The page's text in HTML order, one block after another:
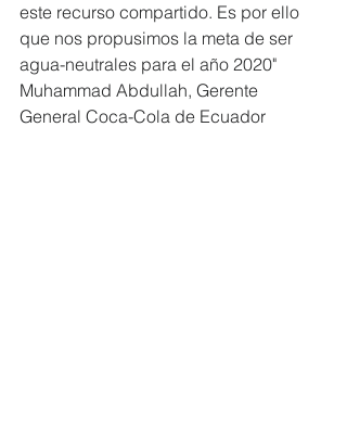
este recurso compartido. Es por ello
que nos propusimos la meta de ser
agua-neutrales para el año 2020"
Muhammad Abdullah, Gerente
General Coca-Cola de Ecuador